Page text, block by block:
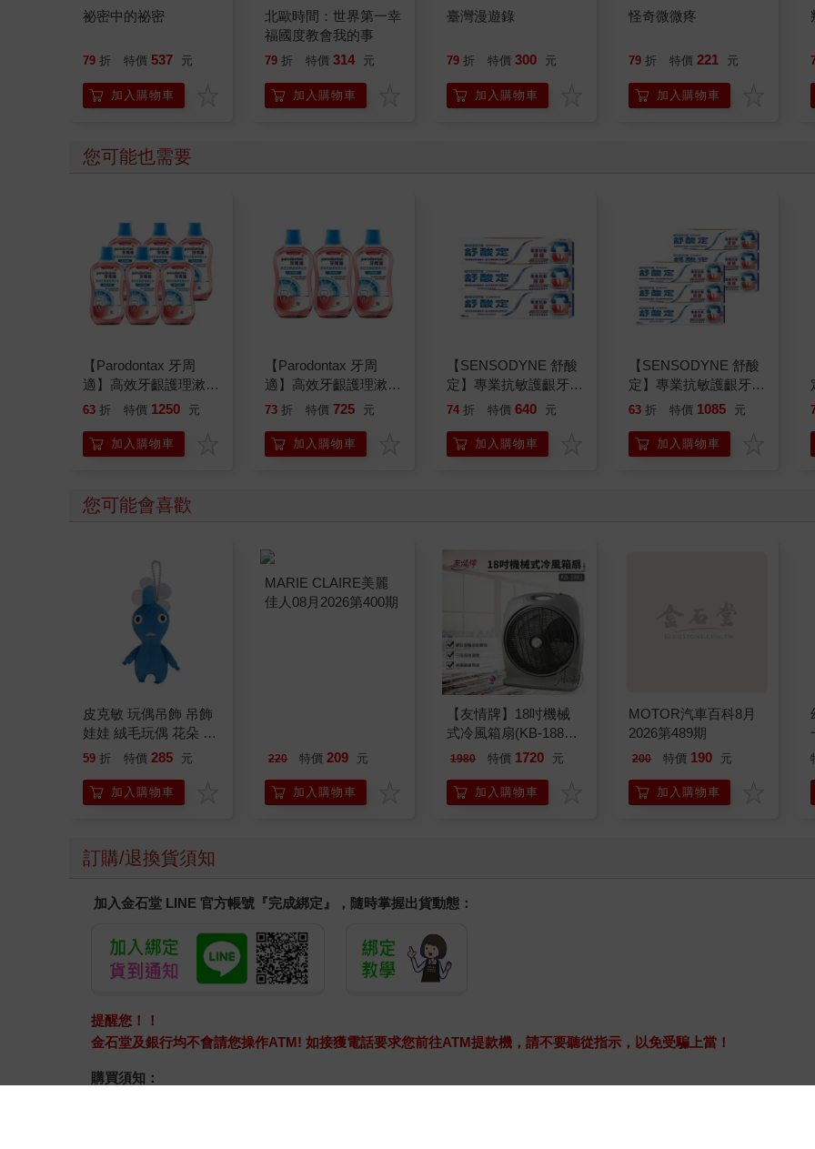
祕密中的祕密
79 折 特價 537 元
加入購物車
北歐時間：世界第一幸
福國度教會我的事
79 折 特價 314 元
加入購物車
臺灣漫遊錄
79 折 特價 300 元
加入購物車
怪奇微微疼
79 折 特價 221 元
加入購物車
您可能也需要
【Parodontax 牙周
適】高效牙齦護理漱口
水-極淨清新500mlx6
63 折 特價 1250 元
加入購物車
【Parodontax 牙周
適】高效牙齦護理漱口
水-極淨清新500mlx3
73 折 特價 725 元
加入購物車
【SENSODYNE 舒酸
定】專業抗敏護齦牙
膏-亮白配方100gx3入
74 折 特價 640 元
加入購物車
【SENSODYNE 舒酸
定】專業抗敏護齦牙
膏-亮白配方100gx6入
63 折 特價 1085 元
加入購物車
您可能會喜歡
皮克敏 玩偶吊飾 吊飾
娃娃 絨毛玩偶 花朵 葉
子 藍色皮克敏 紅色皮
Pikmin 任天堂 三英貿
易
59 折 特價 285 元
加入購物車
220 特價 209 元
加入購物車
【友情牌】18吋機械
式冷風箱扇(KB-1881
按鍵在上方)
1980 特價 1720 元
加入購物車
MOTOR汽車百科8月
2026第489期
200 特價 190 元
加入購物車
訂購/退換貨須知
加入金石堂 LINE 官方帳號『完成綁定』，隨時掌握出貨動態：
提醒您！！
金石堂及銀行均不會請您操作ATM! 如接獲電話要求您前往ATM提款機，請不要聽從指示，以免受騙上當！
購買須知：